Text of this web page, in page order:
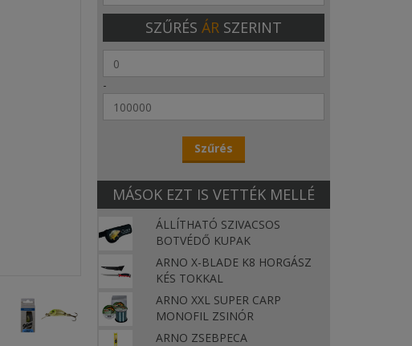
SZŰRÉS ÁR SZERINT
-
MÁSOK EZT IS VETTÉK MELLÉ
ÁLLÍTHATÓ SZIVACSOS
BOTVÉDŐ KUPAK
ARNO X-BLADE K8 HORGÁSZ
KÉS TOKKAL
ARNO XXL SUPER CARP
MONOFIL ZSINÓR
ARNO ZSEBPECA